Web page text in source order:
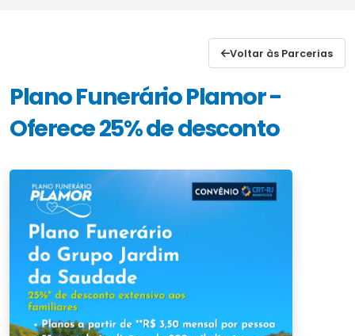
Voltar às Parcerias
Plano Funerário Plamor -
Oferece 25% de desconto